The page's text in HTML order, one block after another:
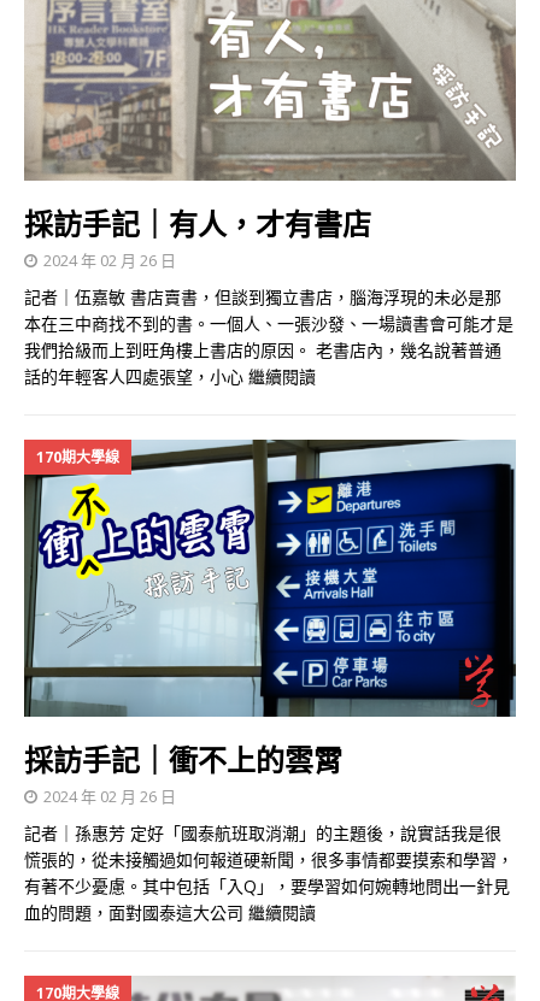
採訪手記｜有人，才有書店
2024 年 02 月 26 日
記者｜伍嘉敏 書店賣書，但談到獨立書店，腦海浮現的未必是那
本在三中商找不到的書。一個人、一張沙發、一場讀書會可能才是
我們拾級而上到旺角樓上書店的原因。 老書店內，幾名說著普通
話的年輕客人四處張望，小心 繼續閱讀
170期大學線
採訪手記｜衝不上的雲霄
2024 年 02 月 26 日
記者｜孫惠芳 定好「國泰航班取消潮」的主題後，說實話我是很
慌張的，從未接觸過如何報道硬新聞，很多事情都要摸索和學習，
有著不少憂慮。其中包括「入Q」，要學習如何婉轉地問出一針見
血的問題，面對國泰這大公司 繼續閱讀
170期大學線